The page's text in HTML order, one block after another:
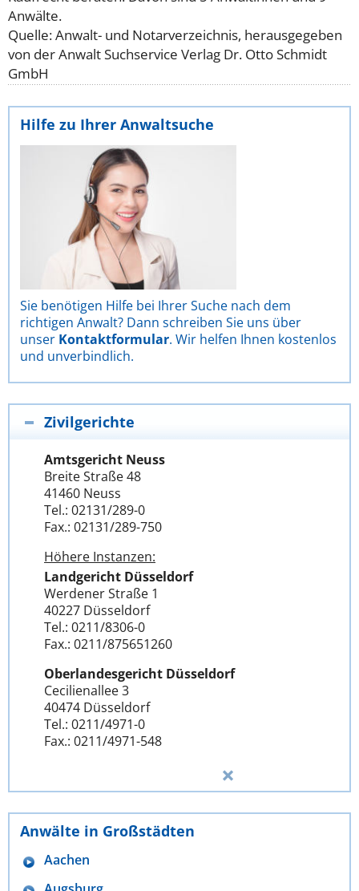
Anwälte.
Quelle: Anwalt- und Notarverzeichnis, herausgegeben
von der Anwalt Suchservice Verlag Dr. Otto Schmidt
GmbH
Hilfe zu Ihrer Anwaltsuche
Sie benötigen Hilfe bei Ihrer Suche nach dem
richtigen Anwalt? Dann schreiben Sie uns über
unser Kontaktformular. Wir helfen Ihnen kostenlos
und unverbindlich.
Zivilgerichte
Amtsgericht Neuss
Breite Straße 48
41460 Neuss
Tel.: 02131/289-0
Fax.: 02131/289-750
Höhere Instanzen:
Landgericht Düsseldorf
Werdener Straße 1
40227 Düsseldorf
Tel.: 0211/8306-0
Fax.: 0211/875651260
Oberlandesgericht Düsseldorf
Cecilienallee 3
40474 Düsseldorf
Tel.: 0211/4971-0
Fax.: 0211/4971-548
Anwälte in Großstädten
Aachen